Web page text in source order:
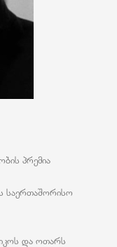
პრემია
და ოთარს